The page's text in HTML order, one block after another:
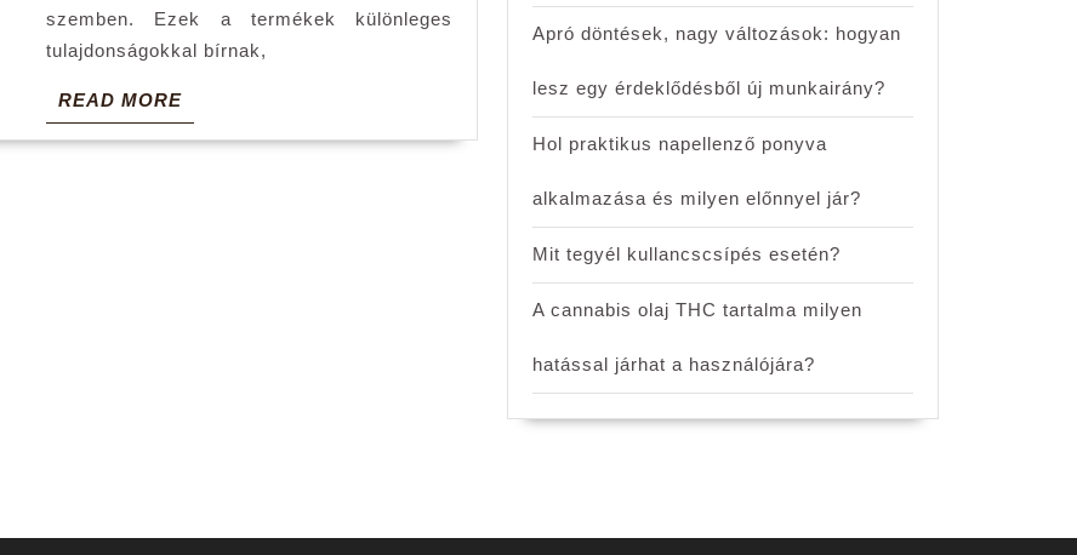
szemben. Ezek a termékek különleges
tulajdonságokkal bírnak,
READ MOREREAD
MORE
Apró döntések, nagy változások: hogyan
lesz egy érdeklődésből új munkairány?
Hol praktikus napellenző ponyva
alkalmazása és milyen előnnyel jár?
Mit tegyél kullancscsípés esetén?
A cannabis olaj THC tartalma milyen
hatással járhat a használójára?